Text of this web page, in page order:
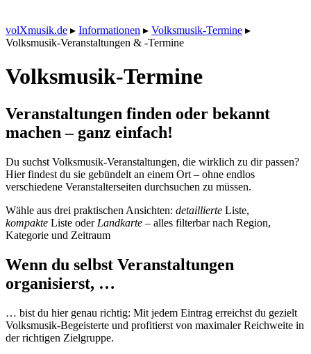
volXmusik.de ▸ Informationen ▸ Volksmusik-Termine ▸
Volksmusik-Veranstaltungen & -Termine
Volksmusik-Termine
Veranstaltungen finden oder bekannt
machen – ganz einfach!
Du suchst Volksmusik-Veranstaltungen, die wirklich zu dir passen?
Hier findest du sie gebündelt an einem Ort – ohne endlos
verschiedene Veranstalterseiten durchsuchen zu müssen.
Wähle aus drei praktischen Ansichten: detaillierte Liste,
kompakte Liste oder Landkarte – alles filterbar nach Region,
Kategorie und Zeitraum
Wenn du selbst Veranstaltungen
organisierst, …
… bist du hier genau richtig: Mit jedem Eintrag erreichst du gezielt
Volksmusik-Begeisterte und profitierst von maximaler Reichweite in
der richtigen Zielgruppe.